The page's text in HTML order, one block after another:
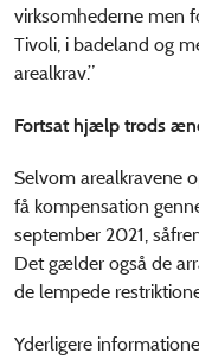
virksomhederne men
Tivoli, i badeland og
arealkrav.”
Fortsat hjælp trods
Selvom arealkravene
få kompensation
september 2021,
Det gælder også de
de lempede
Yderligere